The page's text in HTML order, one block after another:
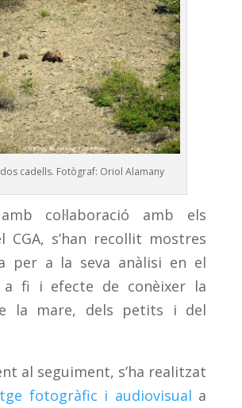
cadells. Fotògraf: Oriol Alamany
col·laboració amb els
CGA, s’han recollit mostres
per a la seva anàlisi en el
a fi i efecte de conèixer la
la mare, dels petits i del
al seguiment, s’ha realitzat
fotogràfic i audiovisual a